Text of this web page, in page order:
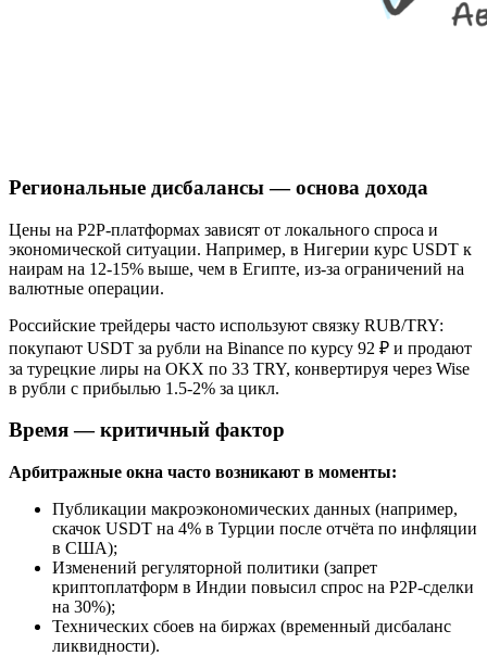
Региональные дисбалансы — основа дохода
Цены на P2P-платформах зависят от локального спроса и
экономической ситуации. Например, в Нигерии курс USDT к
наирам на 12-15% выше, чем в Египте, из-за ограничений на
валютные операции.
Российские трейдеры часто используют связку RUB/TRY:
покупают USDT за рубли на Binance по курсу 92 ₽ и продают
за турецкие лиры на OKX по 33 TRY, конвертируя через Wise
в рубли с прибылью 1.5-2% за цикл.
Время — критичный фактор
Арбитражные окна часто возникают в моменты:
Публикации макроэкономических данных (например,
скачок USDT на 4% в Турции после отчёта по инфляции
в США);
Изменений регуляторной политики (запрет
криптоплатформ в Индии повысил спрос на P2P-сделки
на 30%);
Технических сбоев на биржах (временный дисбаланс
ликвидности).